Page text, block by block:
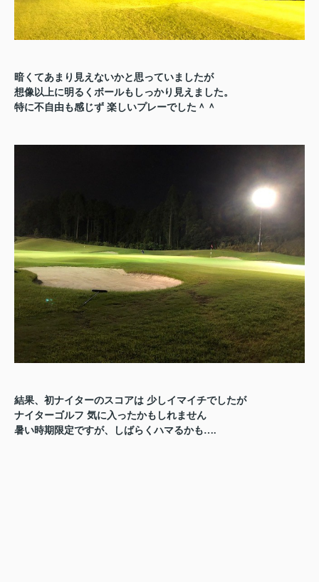
暗くてあまり見えないかと思っていましたが
想像以上に明るくボールもしっかり見えました。
特に不自由も感じず 楽しいプレーでした＾＾
結果、初ナイターのスコアは 少しイマイチでしたが
ナイターゴルフ 気に入ったかもしれません
暑い時期限定ですが、しばらくハマるかも….